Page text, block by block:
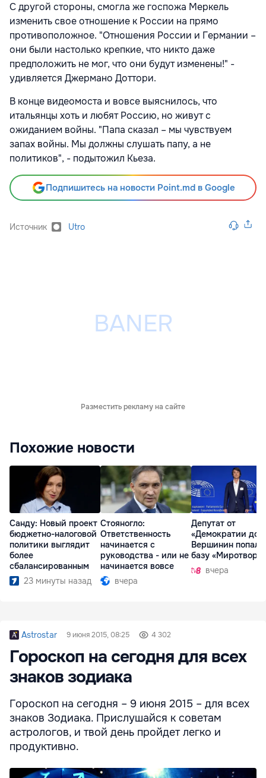
С другой стороны, смогла же госпожа Меркель
изменить свое отношение к России на прямо
противоположное. "Отношения России и Германии –
они были настолько крепкие, что никто даже
предположить не мог, что они будут изменены!" -
удивляется Джермано Доттори.
В конце видеомоста и вовсе выяснилось, что
итальянцы хоть и любят Россию, но живут с
ожиданием войны. "Папа сказал – мы чувствуем
запах войны. Мы должны слушать папу, а не
политиков", - подытожил Кьеза.
Подпишитесь на новости Point.md в Google
Источник Utro
Разместить рекламу на сайте
Похожие новости
Санду: Новый проект
бюджетно-налоговой
политики выглядит
более
сбалансированным
23 минуты назад
Стояногло:
Ответственность
начинается с
руководства - или не
начинается вовсе
вчера
Депутат от
«Демократии
Вершинин попал в
базу
вчера
Astrostar 9 июня 2015, 08:25 4 302
Гороскоп на сегодня для всех
знаков зодиака
Гороскоп на сегодня – 9 июня 2015 – для всех
знаков Зодиака. Прислушайся к советам
астрологов, и твой день пройдет легко и
продуктивно.